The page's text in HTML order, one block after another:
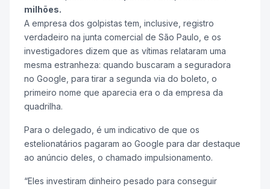
milhões.
A empresa dos golpistas tem, inclusive, registro
verdadeiro na junta comercial de São Paulo, e os
investigadores dizem que as vítimas relataram uma
mesma estranheza: quando buscaram a seguradora
no Google, para tirar a segunda via do boleto, o
primeiro nome que aparecia era o da empresa da
quadrilha.
Para o delegado, é um indicativo de que os
estelionatários pagaram ao Google para dar destaque
ao anúncio deles, o chamado impulsionamento.
“Eles investiram dinheiro pesado para conseguir